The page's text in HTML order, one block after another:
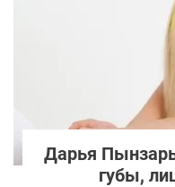
все проблемы и
всем известно,
упражнениями
после родов
мышц живота),
вид пупку,
убрать
Дарья
губы,